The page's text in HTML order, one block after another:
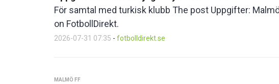
För samtal med turkisk klubb The post Uppgifter:
on FotbollDirekt.
2026-07-31 07:35 - fotbolldirekt.se
MALMÖ FF